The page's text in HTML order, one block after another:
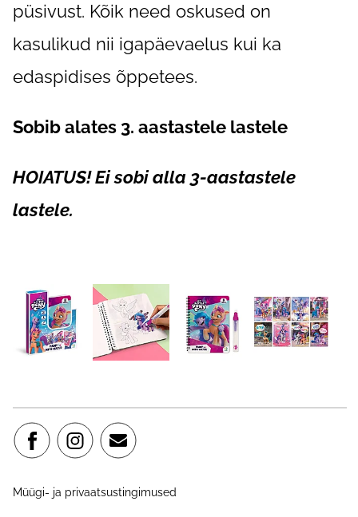
püsivust. Kõik need oskused on
kasulikud nii igapäevaelus kui ka
edaspidises õppetees.
Sobib alates 3. aastastele lastele
HOIATUS! Ei sobi alla 3-aastastele
lastele.
Müügi- ja privaatsustingimused